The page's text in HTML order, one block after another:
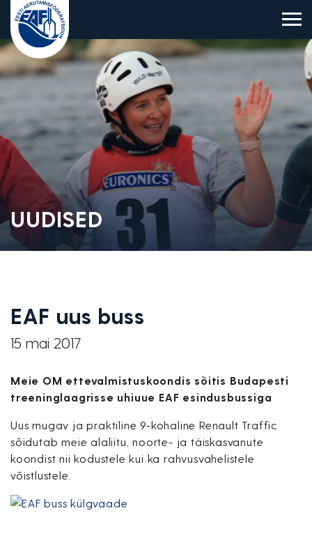
Eesti Aerutamisföderatsioon
UUDISED
EAF uus buss
15 mai 2017
Meie OM ettevalmistuskoondis sõitis Budapesti
treeninglaagrisse uhiuue EAF esindusbussiga
Uus mugav ja praktiline 9-kohaline Renault Traffic
sõidutab meie alaliitu, noorte- ja täiskasvanute
koondist nii kodustele kui ka rahvusvahelistele
võistlustele.